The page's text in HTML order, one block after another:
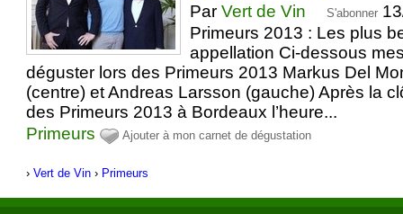
ParVert de Vin S'abonner
Primeurs 2013 : Les plus
appellation Ci-dessous
déguster lors des Primeurs 2013 Markus Del
(centre) et Andreas Larsson (gauche) Après la
des Primeurs 2013 à Bordeaux l’heure...
Primeurs
Ajouter à mon carnet de dégustation
›Vert de Vin › Primeurs